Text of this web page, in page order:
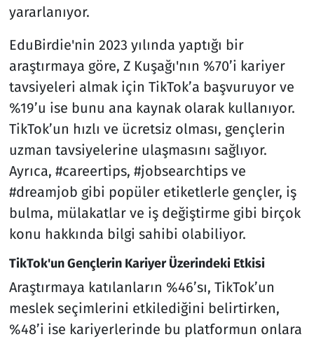
yararlanıyor.
EduBirdie'nin 2023 yılında yaptığı bir
araştırmaya göre, Z Kuşağı'nın %70’i kariyer
tavsiyeleri almak için TikTok’a başvuruyor ve
%19’u ise bunu ana kaynak olarak kullanıyor.
TikTok’un hızlı ve ücretsiz olması, gençlerin
uzman tavsiyelerine ulaşmasını sağlıyor.
Ayrıca, #careertips, #jobsearchtips ve
#dreamjob gibi popüler etiketlerle gençler, iş
bulma, mülakatlar ve iş değiştirme gibi birçok
konu hakkında bilgi sahibi olabiliyor.
TikTok'un Gençlerin Kariyer Üzerindeki Etkisi
Araştırmaya katılanların %46’sı, TikTok’un
meslek seçimlerini etkilediğini belirtirken,
%48’i ise kariyerlerinde bu platformun onlara